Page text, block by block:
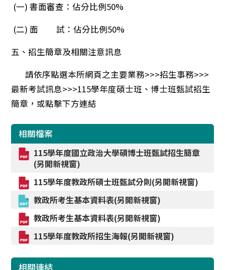
(一) 書面審查：佔分比例50%
(二) 面 試：佔分比例50%
五、招生簡章及相關注意訊息
請依序點選本所網頁之主要業務>>>招生事務>>>
最新考試訊息>>>115學年度碩士班、博士班甄試招生
簡章，或點擊下方連結
相關檔案
115學年度國立政治大學碩博士班甄試招生簡章
(另開新視窗)
115學年度教政所碩士班甄試分則(另開新視窗)
教政所考生基本資料表(另開新視窗)
教政所考生基本資料表(另開新視窗)
115學年度教政所招生海報(另開新視窗)
相關連結